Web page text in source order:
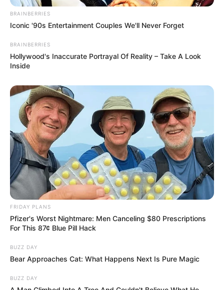
BRAINBERRIES
Iconic '90s Entertainment Couples We'll Never Forget
BRAINBERRIES
Hollywood's Inaccurate Portrayal Of Reality – Take A Look
Inside
FRIDAY PLANS
Pfizer's Worst Nightmare: Men Canceling $80 Prescriptions
For This 87¢ Blue Pill Hack
BUZZ DAY
Bear Approaches Cat: What Happens Next Is Pure Magic
BUZZ DAY